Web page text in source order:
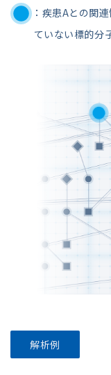
：疾患Aとの関
ていない標的分
解析例